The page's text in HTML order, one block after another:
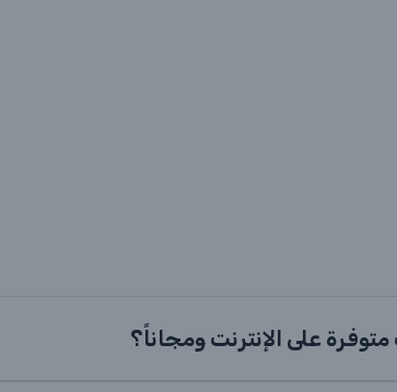
على الإنترنت ومجاناً؟